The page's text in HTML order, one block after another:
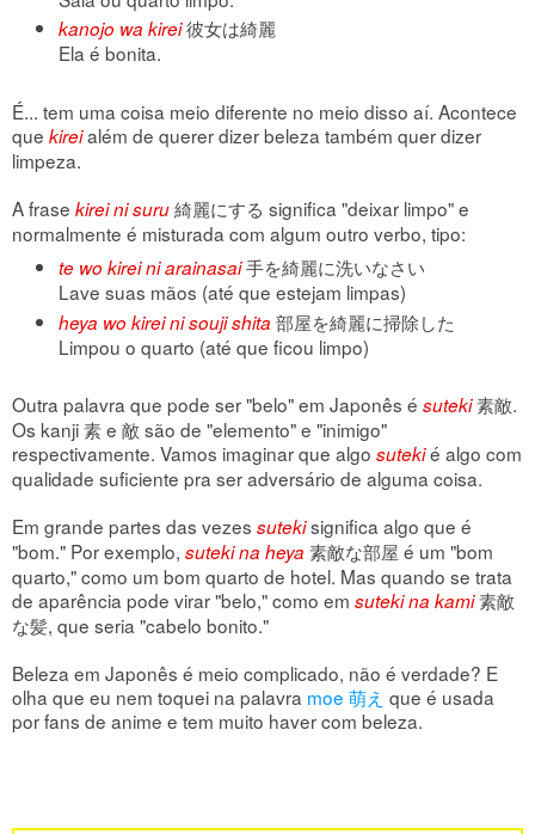
kanojo wa kirei彼女は綺麗
Ela é bonita.
É... tem uma coisa meio diferente no meio disso aí. Acontece
que kireialém de querer dizer beleza também quer dizer
limpeza.
A frase kirei ni suru綺麗にする significa "deixar limpo" e
normalmente é misturada com algum outro verbo, tipo:
te wo kirei ni arainasai手を綺麗に洗いなさい
Lave suas mãos (até que estejam limpas)
heya wo kirei ni souji shita 部屋を綺麗に掃除した
Limpou o quarto (até que ficou limpo)
Outra palavra que pode ser "belo" em Japonês é suteki素敵.
Os kanji 素 e 敵 são de "elemento" e "inimigo"
respectivamente. Vamos imaginar que algo sutekié algo com
qualidade suficiente pra ser adversário de alguma coisa.
Em grande partes das vezes sutekisignifica algo que é
"bom." Por exemplo, suteki na heya 素敵な部屋 é um "bom
quarto," como um bom quarto de hotel. Mas quando se trata
de aparência pode virar "belo," como em suteki na kami素敵
な髪, que seria "cabelo bonito."
Beleza em Japonês é meio complicado, não é verdade? E
olha que eu nem toquei na palavra moe 萌え que é usada
por fans de anime e tem muito haver com beleza.